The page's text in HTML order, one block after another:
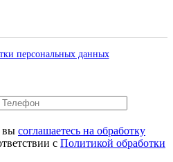
персональных данных
вы соглашаетесь на обработку
с Политикой обработки